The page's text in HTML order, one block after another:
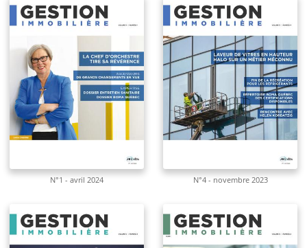
N°1 - avril 2024 N°4 - novembre 2023